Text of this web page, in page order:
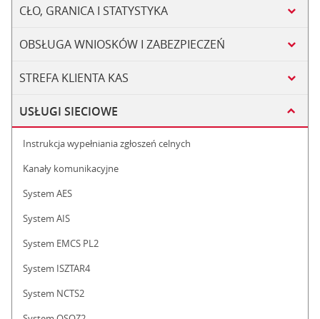
CŁO, GRANICA I STATYSTYKA
OBSŁUGA WNIOSKÓW I ZABEZPIECZEŃ
STREFA KLIENTA KAS
USŁUGI SIECIOWE
Instrukcja wypełniania zgłoszeń celnych
Kanały komunikacyjne
System AES
System AIS
System EMCS PL2
System ISZTAR4
System NCTS2